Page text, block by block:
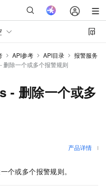
API参考 API目录
报警服务
删除一个或多个报警规则
- 删除一个或多
产品详情
个或多个报警规则。